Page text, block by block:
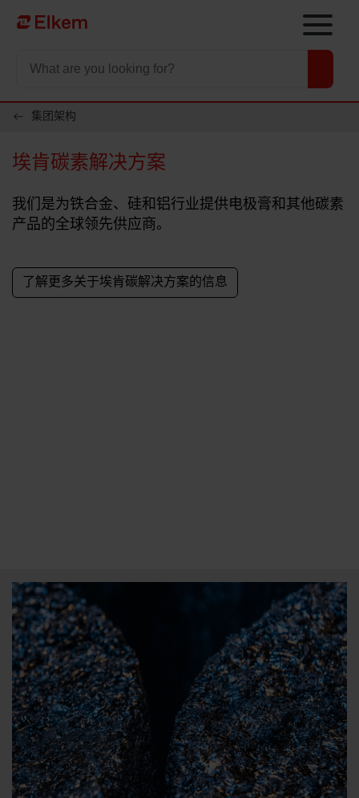
Skip to main content
To start page
集团架构
埃肯碳素解决方案
我们是为铁合金、硅和铝行业提供电极膏和其他碳素
产品的全球领先供应商。
了解更多关于埃肯碳解决方案的信息